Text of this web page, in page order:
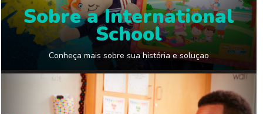
Sobre a International
School
Conheça mais sobre sua história e soluçao